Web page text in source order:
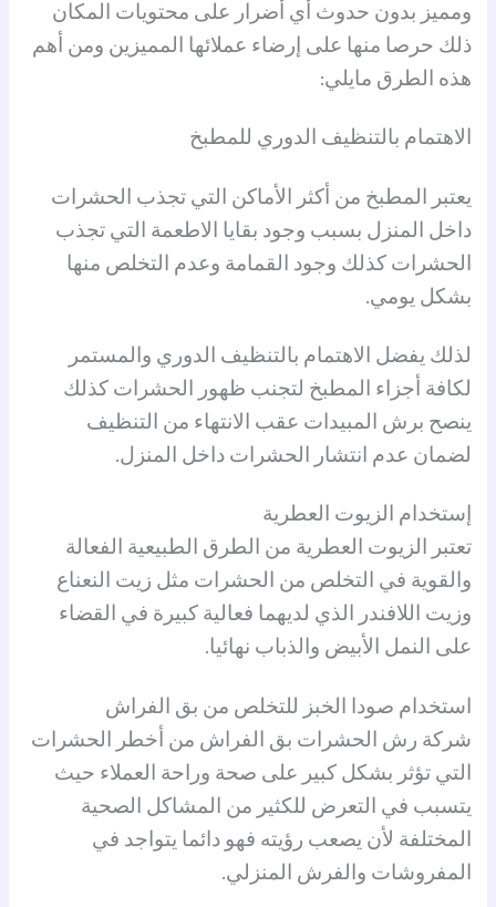
ومميز بدون حدوث أي أضرار على محتويات المكان
ذلك حرصا منها على إرضاء عملائها المميزين ومن أهم
هذه الطرق مايلي:
الاهتمام بالتنظيف الدوري للمطبخ
يعتبر المطبخ من أكثر الأماكن التي تجذب الحشرات
داخل المنزل بسبب وجود بقايا الاطعمة التي تجذب
الحشرات كذلك وجود القمامة وعدم التخلص منها
بشكل يومي.
لذلك يفضل الاهتمام بالتنظيف الدوري والمستمر
لكافة أجزاء المطبخ لتجنب ظهور الحشرات كذلك
ينصح برش المبيدات عقب الانتهاء من التنظيف
لضمان عدم انتشار الحشرات داخل المنزل.
إستخدام الزيوت العطرية
تعتبر الزيوت العطرية من الطرق الطبيعية الفعالة
والقوية في التخلص من الحشرات مثل زيت النعناع
وزيت اللافندر الذي لديهما فعالية كبيرة في القضاء
على النمل الأبيض والذباب نهائيا.
استخدام صودا الخبز للتخلص من بق الفراش
شركة رش الحشرات بق الفراش من أخطر الحشرات
التي تؤثر بشكل كبير على صحة وراحة العملاء حيث
يتسبب في التعرض للكثير من المشاكل الصحية
المختلفة لأن يصعب رؤيته فهو دائما يتواجد في
المفروشات والفرش المنزلي.